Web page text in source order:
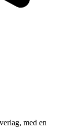
med en